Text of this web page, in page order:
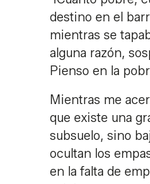
destino en el
mientras se
alguna razón,
Pienso en la
Mientras me
que existe una
subsuelo, sino
ocultan los
en la falta de